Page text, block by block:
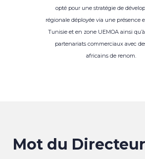
opté pour une stratégie de
régionale déployée via une présence
Tunisie et en zone UEMOA ainsi
partenariats commerciaux avec
africains de renom.
Mot du